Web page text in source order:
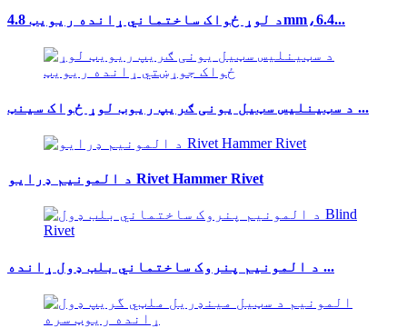
د لوړ ځواک ساختماني ړانده ریویټ 4.8mm،6.4...
د سټینلیس سټیل یونی ګریپ ریوټ لوړ ځواک سینټ ...
د المونیم ډرایو Rivet Hammer Rivet
د المونیم پنروک ساختماني بلب ډول ړانده ...